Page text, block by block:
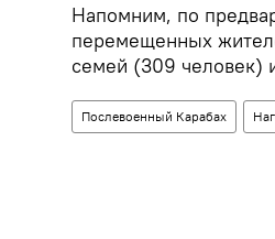
Напомним, по
перемещенных
семей (309 человек)
Послевоенный Карабах